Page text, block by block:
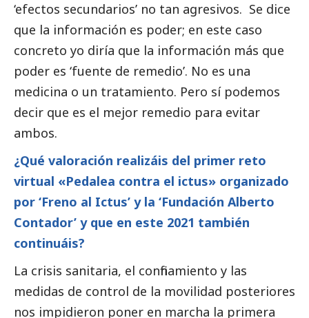
‘efectos secundarios’ no tan agresivos. Se dice
que la información es poder; en este caso
concreto yo diría que la información más que
poder es ‘fuente de remedio’. No es una
medicina o un tratamiento. Pero sí podemos
decir que es el mejor remedio para evitar
ambos.
¿Qué valoración realizáis del primer reto
virtual «Pedalea contra el ictus» organizado
por ‘Freno al Ictus’ y la ‘Fundación Alberto
Contador’ y que en este 2021 también
continuáis?
La crisis sanitaria, el confinamiento y las
medidas de control de la movilidad posteriores
nos impidieron poner en marcha la primera